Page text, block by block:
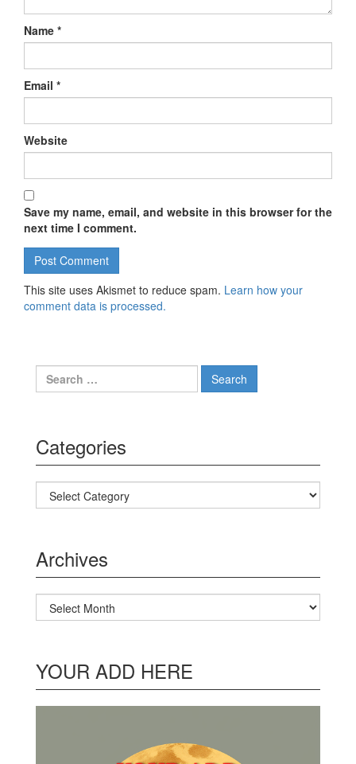
Name *
Email *
Website
Save my name, email, and website in this browser for the
next time I comment.
This site uses Akismet to reduce spam. Learn how your
comment data is processed.
Search for:
Categories
Categories
Archives
Archives
YOUR ADD HERE